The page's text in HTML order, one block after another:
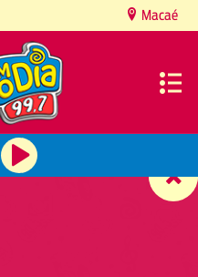
Macaé